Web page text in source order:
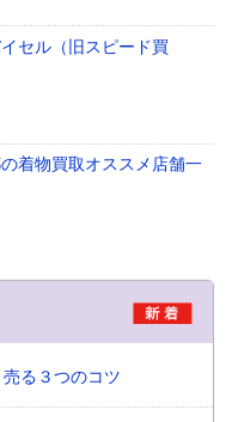
セル（旧スピード買
着物買取オススメ店舗一
る３つのコツ